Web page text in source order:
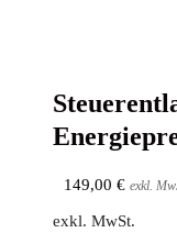
149,00 € exkl.
exkl. MwSt.